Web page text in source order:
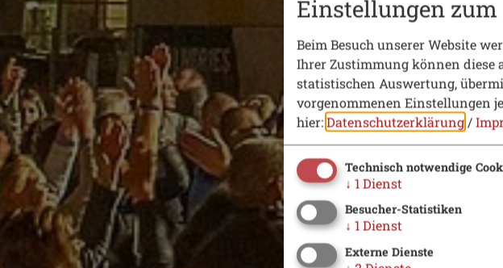
Einstellungen zum
Beim Besuch unserer Website
Ihrer Zustimmung können diese
statistischen Auswertung,
vorgenommenen Einstellungen
hier:Datenschutzerklärung/
Technisch notwendige
↓ 1Dienst
Besucher-Statistiken
↓ 1Dienst
Externe Dienste